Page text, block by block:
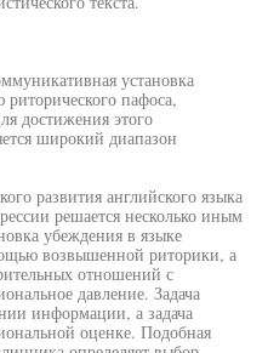
установка
пафоса,
достижения этого
широкий диапазон
развития английского языка
решается несколько иным
убеждения в языке
возвышенной риторики, а
отношений с
давление. Задача
информации, а задача
оценке. Подобная